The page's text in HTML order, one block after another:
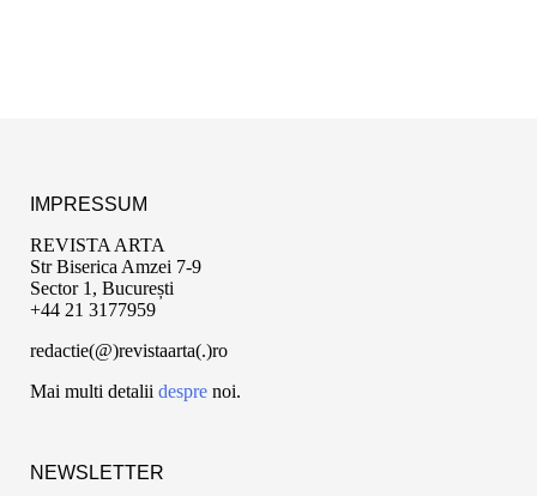
IMPRESSUM
REVISTA ARTA
Str Biserica Amzei 7-9
Sector 1, București
+44 21 3177959
redactie(@)revistaarta(.)ro
Mai multi detalii despre noi.
NEWSLETTER